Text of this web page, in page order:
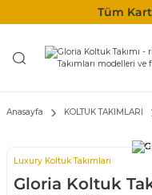
Tüm
Anasayfa KOLTUK TAKIMLARI
Luxury Koltuk Takımları
Gloria Koltuk